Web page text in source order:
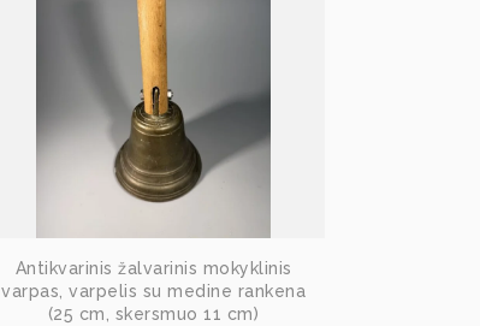
Antikvarinis žalvarinis mokyklinis
varpas, varpelis su medine rankena
(25 cm, skersmuo 11 cm)